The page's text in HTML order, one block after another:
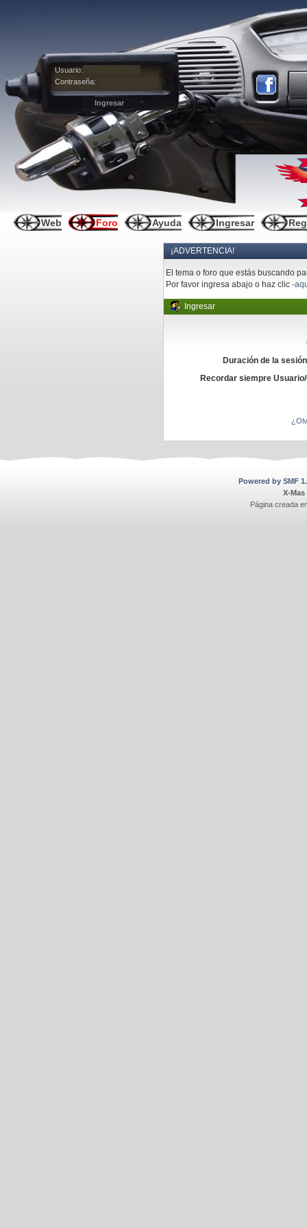
Usuario:
Contraseña:
Web Foro Ayuda Ingresar
¡ADVERTENCIA!
El tema o foro que estás buscando
Por favor ingresa abajo o haz clic-
Ingresar
Duración de la
Recordar siempre
Powered by SMF
X-Mas
Página creada